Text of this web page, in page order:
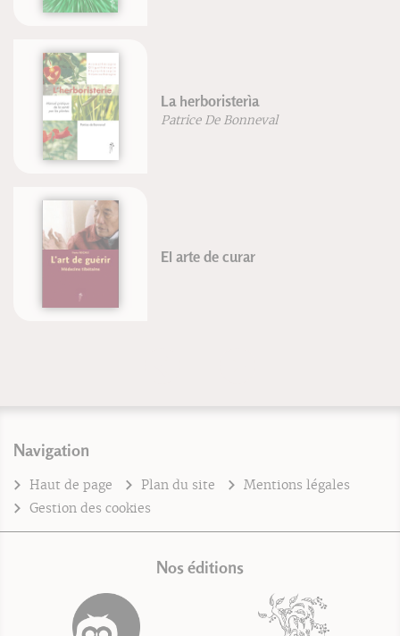
La herboristerìa
Patrice De Bonneval
El arte de curar
Navigation
Haut de page Plan du site
Mentions légales
Gestion des cookies
Nos éditions